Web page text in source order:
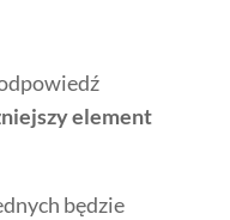
element
będzie